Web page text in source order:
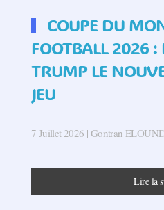
COUPE DU
FOOTBALL 2026
TRUMP LE
JEU
7 Juillet 2026 | Gontran
Lire la